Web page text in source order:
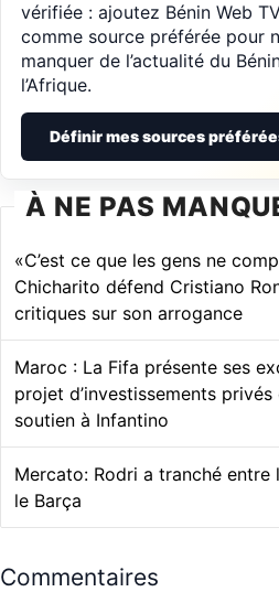
vérifiée : ajoutez Bénin Web
comme source préférée pour
manquer de l’actualité du
l’Afrique.
Définir mes sources
À NE PAS
«C’est ce que les gens ne
Chicharito défend Cristiano
critiques sur son arrogance
Maroc : La Fifa présente ses
projet d’investissements
soutien à Infantino
Mercato: Rodri a tranché entre
le Barça
Commentaires